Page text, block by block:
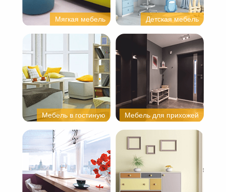
Мягкая мебель Детская мебель
Мебель в гостиную Мебель для прихожей